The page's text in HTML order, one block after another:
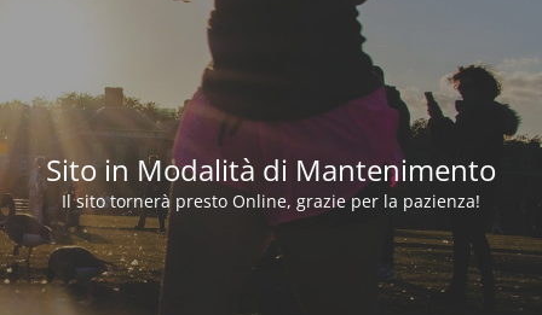
Sito in Modalità di Mantenimento
Il sito tornerà presto Online, grazie per la pazienza!